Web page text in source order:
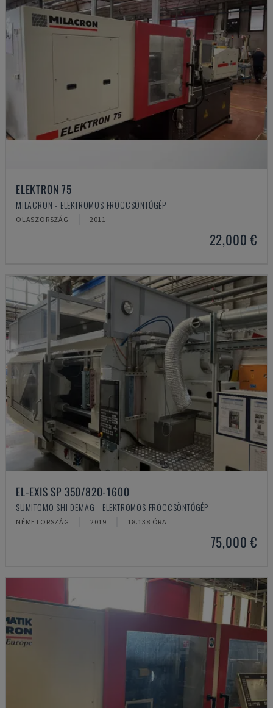
ELEKTRON 75
MILACRON - ELEKTROMOS FRÖCCSÖNTŐGÉP
OLASZORSZÁG 2011
22,000 €
EL-EXIS SP 350/820-1600
SUMITOMO SHI DEMAG - ELEKTROMOS FRÖCCSÖNTŐGÉP
NÉMETORSZÁG 2019 18.138 ÓRA
75,000 €